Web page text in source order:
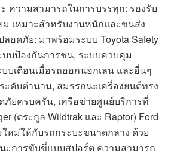
ความสามารถในการบรรทุก: รองรับ
เหมาะสำหรับงานหนักและขนส่ง
อดภัย: มาพร้อมระบบ Toyota Safety
บป้องกันการชน, ระบบควบคุม
บเตือนเมื่อรถออกนอกเลน และอื่นๆ
ดับตำนาน, สมรรถนะเครื่องยนต์ทรง
ยครบครัน, เครือข่ายศูนย์บริการที่
(ตระกูล Wildtrak และ Raptor) Ford
ใหม่ให้กับรถกระบะขนาดกลาง ด้วย
ะการขับขี่แบบสปอร์ต ความสามารถ